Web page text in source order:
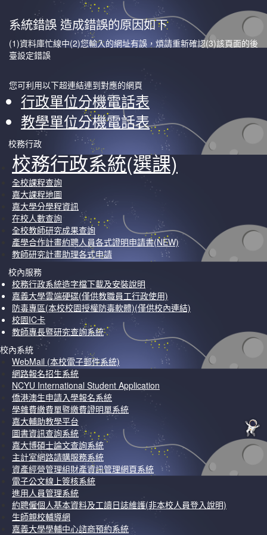
系統錯誤 造成錯誤的原因如下
(1)資料庫忙線中(2)您輸入的網址有誤，煩請重新確認(3)該頁面的後
臺設定錯誤
您可利用以下超連結連到對應的網頁
行政單位分機電話表
教學單位分機電話表
校務行政
校務行政系統(選課)
全校課程查詢
嘉大課程地圖
嘉大學分學程資訊
在校人數查詢
全校教師研究成果查詢
產學合作計畫約聘人員各式證明申請書(NEW)
教師研究計畫助理各式申請
校內服務
校務行政系統造字檔下載及安裝說明
嘉義大學雲端硬碟(僅供教職員工行政使用)
防毒專區(本校校園授權防毒軟體)(僅供校內連結)
校園IC卡
教師專長暨研究查詢系統
校內系統
WebMail (本校電子郵件系統)
網路報名招生系統
NCYU International Student Application
僑港澳生申請入學報名系統
學雜費繳費單暨繳費證明單系統
嘉大輔助教學平台
圖書資訊查詢系統
嘉大博碩士論文查詢系統
主計室網路請購服務系統
資產經營管理組財產資訊管理網頁系統
電子公文線上簽核系統
進用人員管理系統
約聘僱個人基本資料及工讀日誌維護(非本校人員登入說明)
生師親校輔導網
嘉義大學學輔中心諮商預約系統